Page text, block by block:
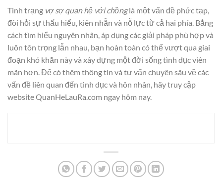
Tình trạng vợ sợ quan hệ với chồnglà một vấn đề phức tạp,
đòi hỏi sự thấu hiểu, kiên nhẫn và nỗ lực từ cả hai phía. Bằng
cách tìm hiểu nguyên nhân, áp dụng các giải pháp phù hợp và
luôn tôn trọng lẫn nhau, bạn hoàn toàn có thể vượt qua giai
đoạn khó khăn này và xây dựng một đời sống tình dục viên
mãn hơn. Để có thêm thông tin và tư vấn chuyên sâu về các
vấn đề liên quan đến tình dục và hôn nhân, hãy truy cập
website QuanHeLauRa.com ngay hôm nay.